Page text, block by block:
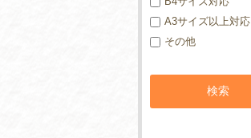
A3サイズ以上対応
その他